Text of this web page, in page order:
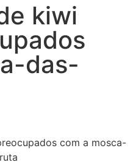
kiwi
das-